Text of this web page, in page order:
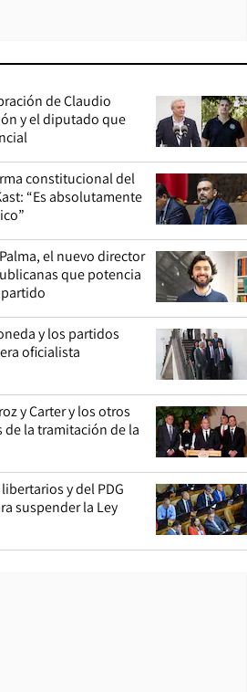
de Claudio
y el diputado que
constitucional del
“Es absolutamente
el nuevo director
que potencia
partido
y los partidos
oficialista
y Carter y los otros
la tramitación de la
y del PDG
suspender la Ley